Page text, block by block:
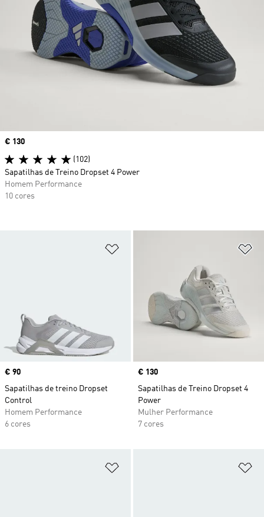
Adicionar à Lista de Desejos
Price
€ 90
Sapatilhas de treino Dropset
Control
Homem Performance
6 cores
Price
€ 130
Sapatilhas de Treino Dropset 4
Power
Mulher Performance
7 cores
Price
€ 130
(102)
Sapatilhas de Treino Dropset 4 Power
Homem Performance
10 cores